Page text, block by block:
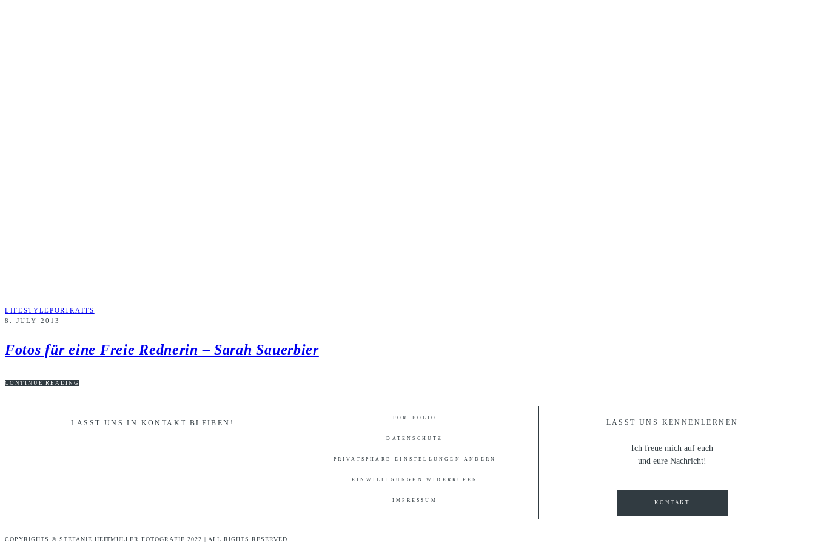
LIFESTYLEPORTRAITS
8. JULY 2013
Fotos für eine Freie Rednerin – Sarah Sauerbier
CONTINUE READING
PORTFOLIO
DATENSCHUTZ
PRIVATSPHÄRE-EINSTELLUNGEN ÄNDERN
EINWILLIGUNGEN WIDERRUFEN
IMPRESSUM
LASST UNS KENNENLERNEN
LASST UNS IN KONTAKT BLEIBEN!
Ich freue mich auf euch
und eure Nachricht!
KONTAKT
COPYRIGHTS © STEFANIE HEITMÜLLER FOTOGRAFIE 2022 | ALL RIGHTS RESERVED